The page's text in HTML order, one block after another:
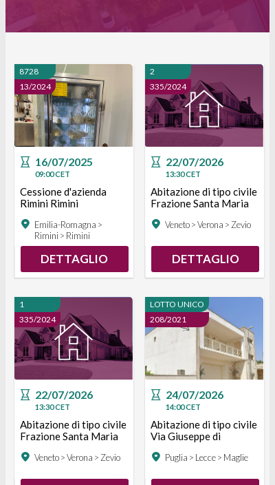
8728
13/2024
16/07/2025
09:00CET
Cessione d'azienda
Rimini Rimini
Emilia-Romagna >
Rimini > Rimini
DETTAGLIO
2
335/2024
22/07/2026
13:30CET
Abitazione di tipo civile
Frazione Santa Maria
Narciso Busti n. 13
Veneto > Verona > Zevio
DETTAGLIO
1
335/2024
22/07/2026
13:30CET
Abitazione di tipo civile
Frazione Santa Maria
Narciso Busti n. 12
Veneto > Verona > Zevio
LOTTO UNICO
208/2021
24/07/2026
14:00CET
Abitazione di tipo civile
Via Giuseppe di
LE, Italia Maglie
Puglia > Lecce > Maglie